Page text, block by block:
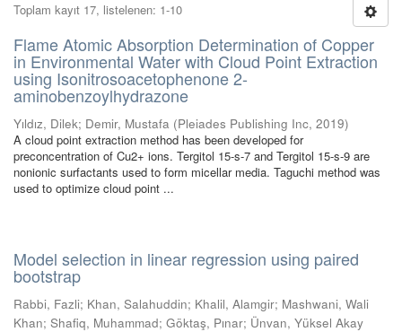
Toplam kayıt 17, listelenen: 1-10
Flame Atomic Absorption Determination of Copper
in Environmental Water with Cloud Point Extraction
using Isonitrosoacetophenone 2-
aminobenzoylhydrazone
Yıldız, Dilek; Demir, Mustafa (Pleiades Publishing Inc, 2019)
A cloud point extraction method has been developed for
preconcentration of Cu2+ ions. Tergitol 15-s-7 and Tergitol 15-s-9 are
nonionic surfactants used to form micellar media. Taguchi method was
used to optimize cloud point ...
Model selection in linear regression using paired
bootstrap
Rabbi, Fazli; Khan, Salahuddin; Khalil, Alamgir; Mashwani, Wali
Khan; Shafiq, Muhammad; Göktaş, Pınar; Ünvan, Yüksel Akay